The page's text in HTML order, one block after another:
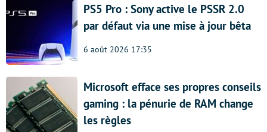
PS5 Pro : Sony active le PSSR 2.0
par défaut via une mise à jour bêta
6 août 2026 17:35
Microsoft efface ses propres conseils
gaming : la pénurie de RAM change
les règles